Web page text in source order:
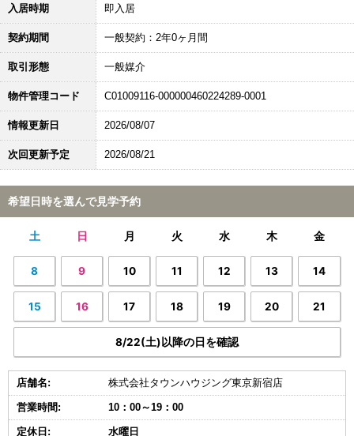
入居時期 即入居
契約期間 一般契約：2年0ヶ月間
取引形態 一般媒介
物件管理コード C01009116-000000460224289-0001
情報更新日 2026/08/07
次回更新予定 2026/08/21
希望日時を選んで見学予約
土 日 月 火 水 木 金
8 9 10 11 12 13 14
15 16 17 18 19 20 21
8/22(土)以降の日を確認
店舗名: 株式会社タウンハウジング東京新宿店
営業時間: 10：00～19：00
定休日: 水曜日